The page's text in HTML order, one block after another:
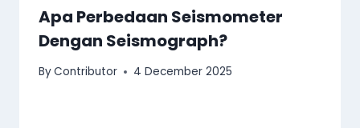
Apa Perbedaan Seismometer
Dengan Seismograph?
ByContributor 4 December 2025